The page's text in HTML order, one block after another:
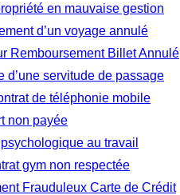
en mauvaise gestion
d’un voyage annulé
Remboursement Billet Annulé
d’une servitude de passage
de téléphonie mobile
non payée
au travail
gym non respectée
Frauduleux Carte de Crédit